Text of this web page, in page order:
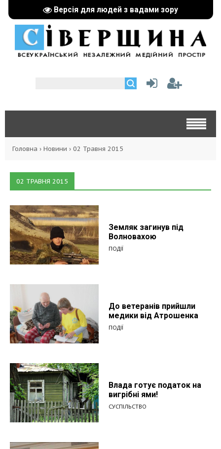
Версія для людей з вадами зору
Головна › Новини › 02 Травня 2015
02 ТРАВНЯ 2015
Земляк загинув під
Волновахою
ПОДІЇ
До ветеранів прийшли
медики від Атрошенка
ПОДІЇ
Влада готує податок на
вигрібні ями!
СУСПІЛЬСТВО